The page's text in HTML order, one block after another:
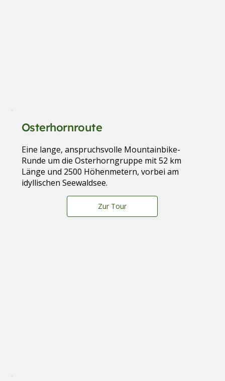
Osterhornroute
Eine lange, anspruchsvolle Mountainbike-
Runde um die Osterhorngruppe mit 52 km
Länge und 2500 Höhenmetern, vorbei am
idyllischen Seewaldsee.
Zur Tour